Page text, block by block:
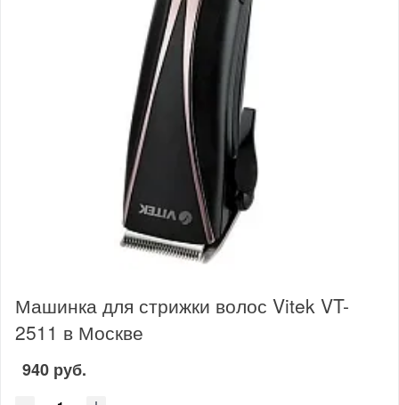
Машинка для стрижки волос Vitek VT-
2511 в Москве
940 руб.